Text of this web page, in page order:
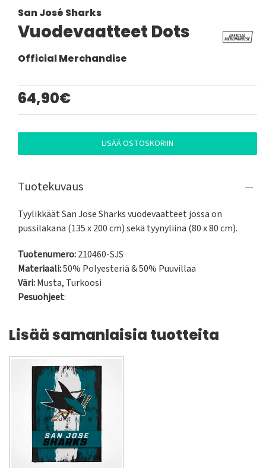
San José Sharks
Vuodevaatteet Dots
Official Merchandise
64,90€
LISÄÄ OSTOSKORIIN
Tuotekuvaus
Tyylikkäät San Jose Sharks vuodevaatteet jossa on
pussilakana (135 x 200 cm) sekä tyynyliina (80 x 80 cm).
Tuotenumero:210460-SJS
Materiaali:50% Polyesteriä & 50% Puuvillaa
Väri:Musta, Turkoosi
Pesuohjeet:
Lisää samanlaisia tuotteita